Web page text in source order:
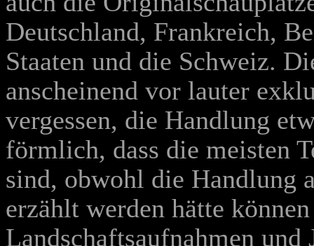
Deutschland, Frankreich,
Staaten und die Schweiz.
anscheinend vor lauter
vergessen, die Handlung
förmlich, dass die meisten
sind, obwohl die Handlung
erzählt werden hätte
Landschaftsaufnahmen